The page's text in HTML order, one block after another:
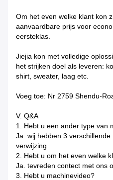
Om het even welke klant kon
aanvaardbare prijs voor
eersteklas.
Jiejia kon met volledige
het strijken doel als leveren:
shirt, sweater, laag etc.
Voeg toe: Nr 2759 Shendu-
V. Q&A
1. Hebt u een ander type van
Ja. wij hebben 3
verwijzing
2. Hebt u om het even welke
Ja. tevreden contect met ons
3. Hebt u machinevideo?